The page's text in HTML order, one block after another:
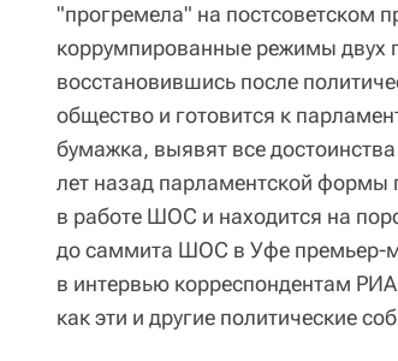
"прогремела" на постсоветском
коррумпированные режимы двух
восстановившись после
общество и готовится к
бумажка, выявят все
лет назад парламентской формы
в работе ШОС и находится на
до саммита ШОС в Уфе премьер-
в интервью корреспондентам
как эти и другие политические